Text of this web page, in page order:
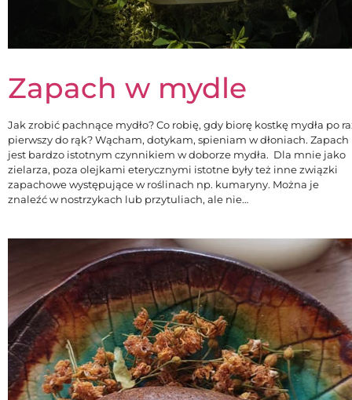
Zapach w mydle
Jak zrobić pachnące mydło? Co robię, gdy biorę kostkę mydła po
pierwszy do rąk? Wącham, dotykam, spieniam w dłoniach. Zapach
jest bardzo istotnym czynnikiem w doborze mydła. Dla mnie jako
zielarza, poza olejkami eterycznymi istotne były też inne związki
zapachowe występujące w roślinach np. kumaryny. Można je
znaleźć w nostrzykach lub przytuliach, ale nie…